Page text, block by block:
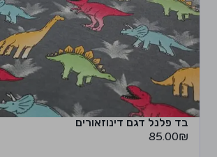
בד פלנל דגם דינוזאורים
85.00₪